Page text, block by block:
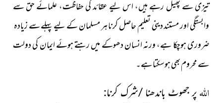
تیزی سے پھیل رہے ہیں، اس لیے عقائد کی حفاظت، علمائے حق سے
وابستگی اور مستند دینی تعلیم حاصل کرنا ہر مسلمان کے لیے پہلے سے زیادہ
ضروری ہوچکا ہے، ورنہ انسان دھوکے میں رہتے ہوئے ایمان کی دولت
سے محروم بھی ہوسکتا ہے۔
اللہ پر جھوٹ باندھنا /شرک کرنا: